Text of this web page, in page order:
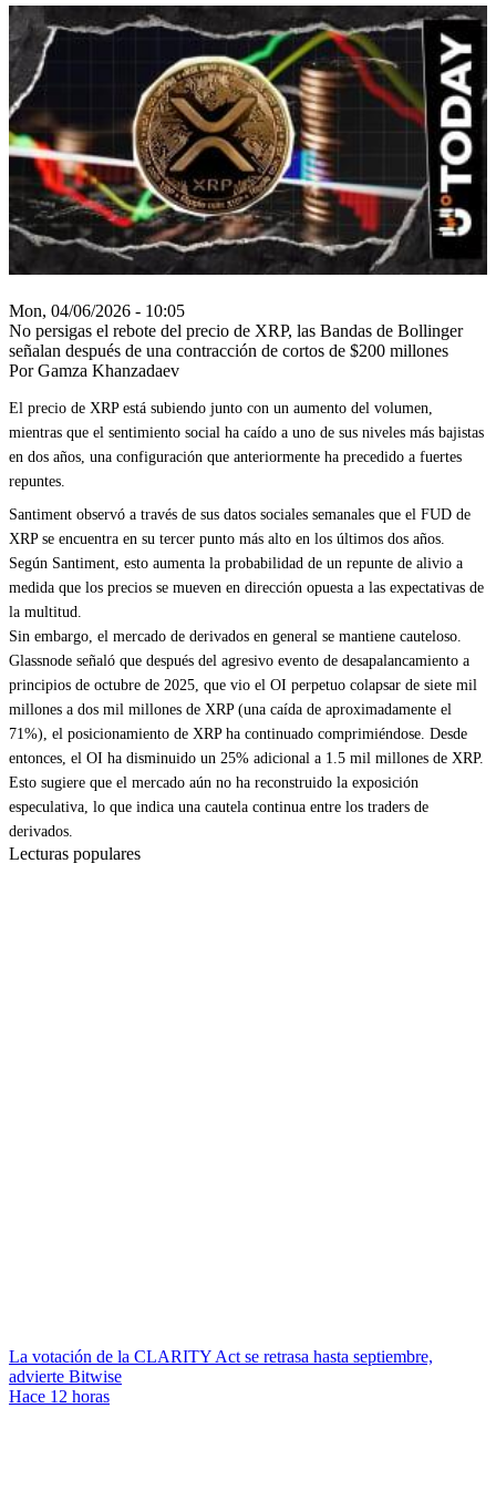
Mon, 04/06/2026 - 10:05
No persigas el rebote del precio de XRP, las Bandas de Bollinger
señalan después de una contracción de cortos de $200 millones
Por Gamza Khanzadaev
El precio de XRP está subiendo junto con un aumento del volumen,
mientras que el sentimiento social ha caído a uno de sus niveles más bajistas
en dos años, una configuración que anteriormente ha precedido a fuertes
repuntes.
Santiment observó a través de sus datos sociales semanales que el FUD de
XRP se encuentra en su tercer punto más alto en los últimos dos años.
Según Santiment, esto aumenta la probabilidad de un repunte de alivio a
medida que los precios se mueven en dirección opuesta a las expectativas de
la multitud.
Sin embargo, el mercado de derivados en general se mantiene cauteloso.
Glassnode señaló que después del agresivo evento de desapalancamiento a
principios de octubre de 2025, que vio el OI perpetuo colapsar de siete mil
millones a dos mil millones de XRP (una caída de aproximadamente el
71%), el posicionamiento de XRP ha continuado comprimiéndose. Desde
entonces, el OI ha disminuido un 25% adicional a 1.5 mil millones de XRP.
Esto sugiere que el mercado aún no ha reconstruido la exposición
especulativa, lo que indica una cautela continua entre los traders de
derivados.
Lecturas populares
La votación de la CLARITY Act se retrasa hasta septiembre,
advierte Bitwise
Hace 12 horas